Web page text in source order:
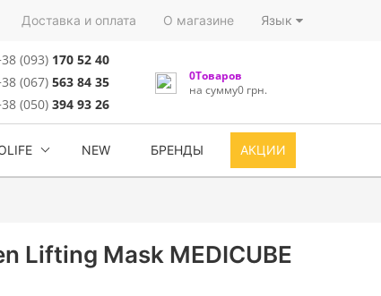
Доставка и оплата О магазине Язык
(093) 170 52 40
(067) 563 84 35
(050)394 93 26
0Товаров
на сумму0 грн.
NEW БРЕНДЫ АКЦИИ
Lifting Mask MEDICUBE